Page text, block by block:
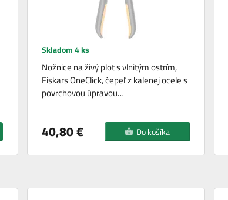
Skladom 4 ks
Nožnice na živý plot s vlnitým ostrím,
Fiskars OneClick, čepeľ z kalenej ocele s
povrchovou úpravou…
40,80 € Do košíka